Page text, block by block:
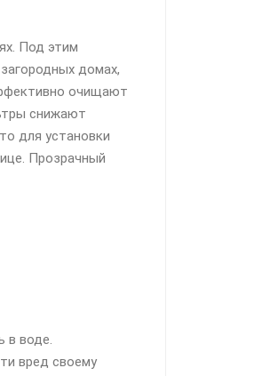
Под этим
домах,
очищают
снижают
для установки
Прозрачный
в воде.
вред своему